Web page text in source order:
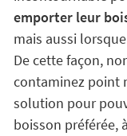
emporter leur
mais aussi
De cette façon,
contaminez point
solution pour
boisson préférée,